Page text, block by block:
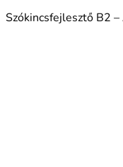
Szókincsfejlesztő B2 –